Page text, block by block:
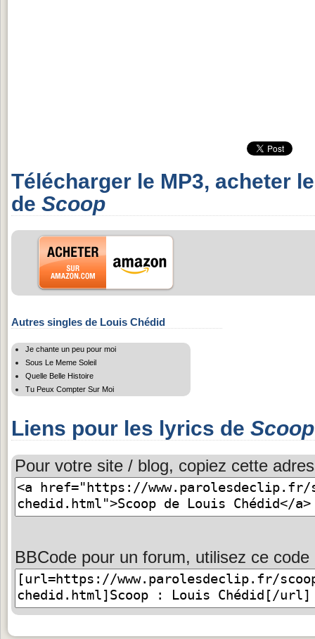
Télécharger le MP3, acheter
de Scoop
Autres singles de Louis Chédid
Je chante un peu pour moi
Sous Le Meme Soleil
Quelle Belle Histoire
Tu Peux Compter Sur Moi
Liens pour les lyrics de Scoop
Pour votre site / blog, copiez cette
BBCode pour un forum, utilisez ce code